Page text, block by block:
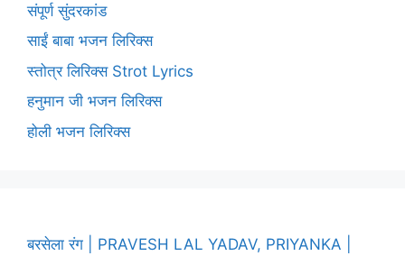
संपूर्ण सुंदरकांड
साईं बाबा भजन लिरिक्स
स्तोत्र लिरिक्स Strot Lyrics
हनुमान जी भजन लिरिक्स
होली भजन लिरिक्स
बरसेला रंग | PRAVESH LAL YADAV, PRIYANKA |